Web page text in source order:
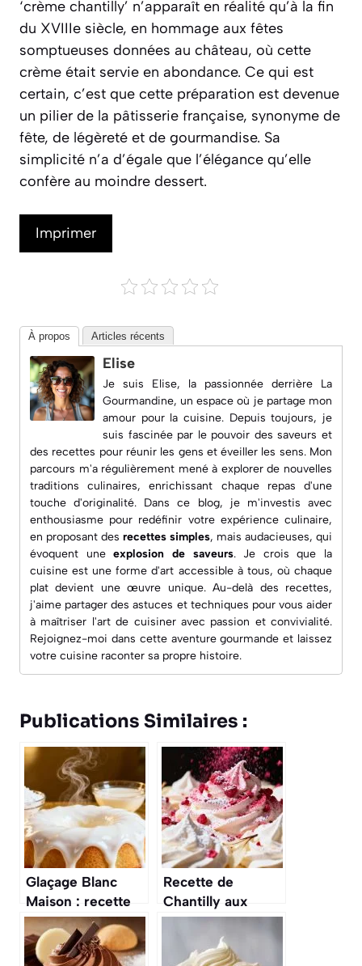
‘crème chantilly’ n’apparaît en réalité qu’à la fin
du XVIIIe siècle, en hommage aux fêtes
somptueuses données au château, où cette
crème était servie en abondance. Ce qui est
certain, c’est que cette préparation est devenue
un pilier de la pâtisserie française, synonyme de
fête, de légèreté et de gourmandise. Sa
simplicité n’a d’égale que l’élégance qu’elle
confère au moindre dessert.
Imprimer
À propos Articles récents
Elise
Je suis Elise, la passionnée derrière La
Gourmandine, un espace où je partage mon
amour pour la cuisine. Depuis toujours, je
suis fascinée par le pouvoir des saveurs et
des recettes pour réunir les gens et éveiller les sens. Mon
parcours m'a régulièrement mené à explorer de nouvelles
traditions culinaires, enrichissant chaque repas d'une
touche d'originalité. Dans ce blog, je m'investis avec
enthousiasme pour redéfinir votre expérience culinaire,
en proposant des recettes simples, mais audacieuses, qui
évoquent uneexplosion de saveurs. Je crois que la
cuisine est une forme d'art accessible à tous, où chaque
plat devient une œuvre unique. Au-delà des recettes,
j'aime partager des astuces et techniques pour vous aider
à maîtriser l'art de cuisiner avec passion et convivialité.
Rejoignez-moi dans cette aventure gourmande et laissez
votre cuisine raconter sa propre histoire.
Publications Similaires :
Glaçage Blanc
Maison : recette
Facile et Rapide
Recette de
Chantilly aux
Framboises